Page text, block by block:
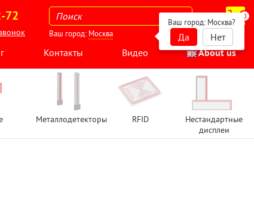
72 0
Ваш город: Москва
Ваш город: Москва?
Да
Нет
Контакты Видео About us
Металлодетекторы RFID
Нестандартные
дисплеи